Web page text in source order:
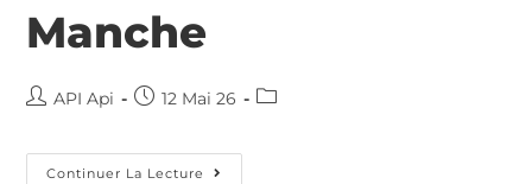
Manche
API Api 12 Mai 26
Continuer La Lecture